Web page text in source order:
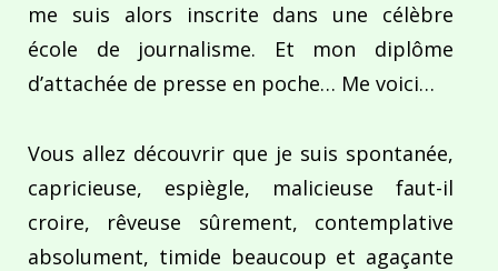
me suis alors inscrite dans une célèbre
école de journalisme. Et mon diplôme
d’attachée de presse en poche… Me voici…
Vous allez découvrir que je suis spontanée,
capricieuse, espiègle, malicieuse faut-il
croire, rêveuse sûrement, contemplative
absolument, timide beaucoup et agaçante